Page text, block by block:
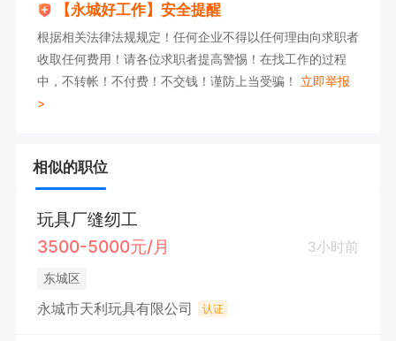
【永城好工作】安全提醒
根据相关法律法规规定！任何企业不得以任何理由向求职者
收取任何费用！请各位求职者提高警惕！在找工作的过程
中，不转帐！不付费！不交钱！谨防上当受骗！ 立即举报
>
相似的职位
玩具厂缝纫工
3500-5000元/月
3小时前
东城区
永城市天利玩具有限公司 认证